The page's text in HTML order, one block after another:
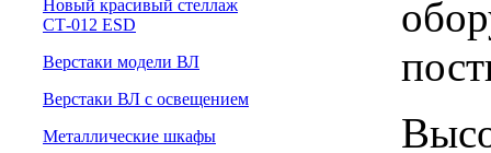
Новый красивый стеллаж
СТ-012 ESD
Верстаки модели ВЛ
Верстаки ВЛ с освещением
Металлические шкафы